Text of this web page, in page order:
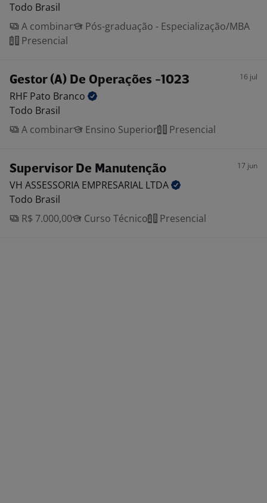
Todo Brasil
A combinar
Pós-graduação - Especialização/MBA
Presencial
Gestor (A) De Operações -1023 16 jul
RHF Pato Branco
Todo Brasil
A combinar
Ensino Superior Presencial
Supervisor De Manutenção 17 jun
VH ASSESSORIA EMPRESARIAL LTDA
Todo Brasil
R$ 7.000,00
Curso Técnico Presencial